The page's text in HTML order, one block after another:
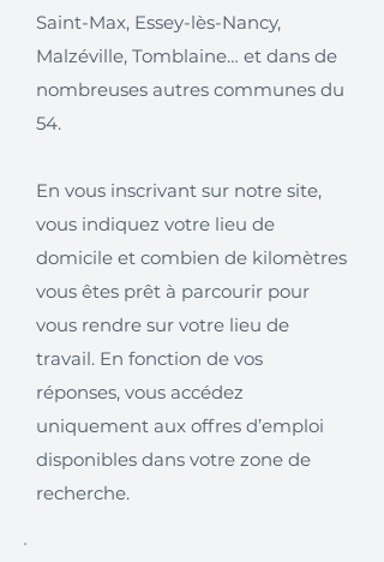
Saint-Max, Essey-lès-Nancy,
Malzéville, Tomblaine… et dans de
nombreuses autres communes du
54.
En vous inscrivant sur notre site,
vous indiquez votre lieu de
domicile et combien de kilomètres
vous êtes prêt à parcourir pour
vous rendre sur votre lieu de
travail. En fonction de vos
réponses, vous accédez
uniquement aux offres d’emploi
disponibles dans votre zone de
recherche.